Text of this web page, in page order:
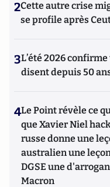
actions d'influence et
d'attaques subversives
Géopolitique des
Française de Presse)
d’attaques
pratique de la contre
CHIRON. Egalement
protection de
d'intelligence
Universitaires de France
2Cette autre crise
se profile après
3L’été 2026
disent depuis 50
4Le Point révèle ce
que Xavier Niel
russe donne une
australien une
DGSE une
Macron